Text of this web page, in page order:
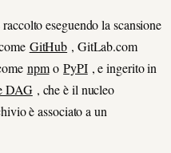
eseguendo la scansione
GitHub , GitLab.com
npmoPyPI, e ingerito in
DAG, che è il nucleo
è associato a un